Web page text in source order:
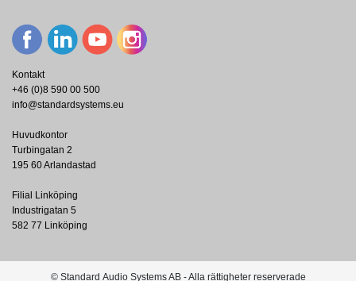
Kontakt
+46 (0)8 590 00 500
info@standardsystems.eu
Huvudkontor
Turbingatan 2
195 60 Arlandastad
Filial Linköping
Industrigatan 5
582 77 Linköping
© Standard Audio Systems AB - Alla rättigheter reserverade